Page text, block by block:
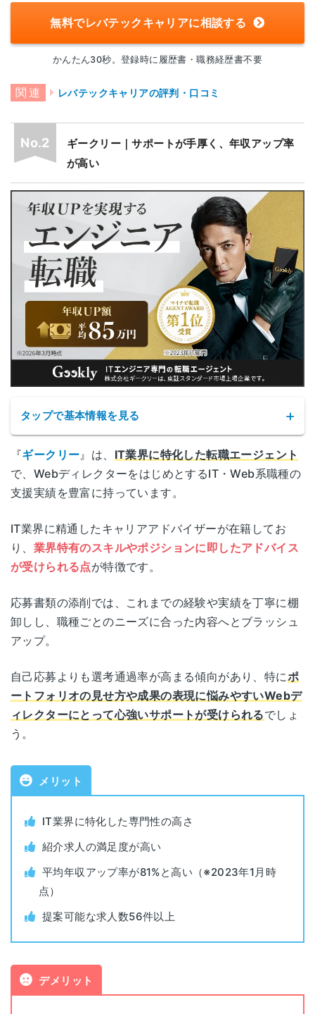
無料でレバテックキャリアに相談する
かんたん30秒。登録時に履歴書・職務経歴書不要
レバテックキャリアの評判・口コミ
ギークリー｜サポートが手厚く、年収アップ率
が高い
タップで基本情報を見る
サービス名 Geekly(ギークリー)
運営会社 株式会社Geekly
番号
13-ユ-305272
対象年代 なし
対象者
公開求人数 37,000件以上（2026年1月時点）
非公開求人
東京（渋谷）、大阪（梅田） オンラ
イン可
面談可能時間
『ギークリー 』は、 IT業界に特化した転職エージェント
で、WebディレクターをはじめとするIT・Web系職種の
支援実績を豊富に持っています。
IT業界に精通したキャリアアドバイザーが在籍してお
り、 業界特有のスキルやポジションに即したアドバイス
が受けられる点が特徴です。
応募書類の添削では、これまでの経験や実績を丁寧に棚
卸しし、職種ごとのニーズに合った内容へとブラッシュ
アップ。
自己応募よりも選考通過率が高まる傾向があり、特にポ
ートフォリオの見せ方や成果の表現に悩みやすいWebデ
ィレクターにとって心強いサポートが受けられるでしょ
う。
メリット
IT業界に特化した専門性の高さ
紹介求人の満足度が高い
平均年収アップ率が81%と高い（※2023年1月時
点）
提案可能な求人数56件以上
デメリット